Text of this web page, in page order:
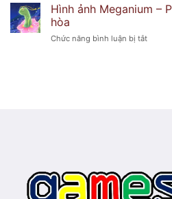
băng
lẽo
Staryu
Hình ảnh Meganium –
hòa
Chức năng bình luận bị tắtở